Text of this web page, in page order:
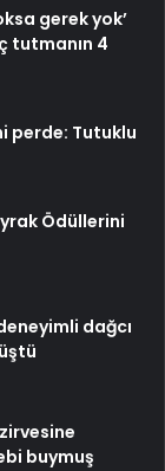
gerek yok’
tutmanın 4
perde: Tutuklu
Ödüllerini
dağcı
buymuş